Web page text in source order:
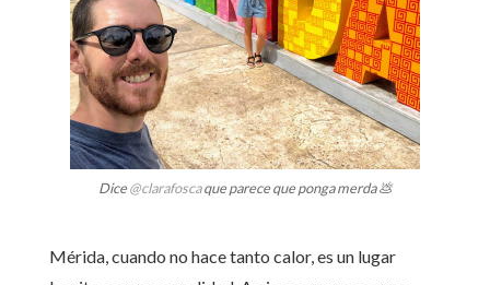
Dice@clarafoscaque parece que pongamerda💩
Mérida, cuando no hace tanto calor, es un lugar